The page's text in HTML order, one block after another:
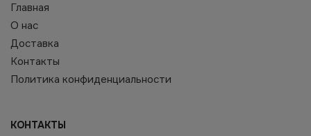
Главная
О нас
Доставка
Контакты
Политика конфиденциальности
КОНТАКТЫ